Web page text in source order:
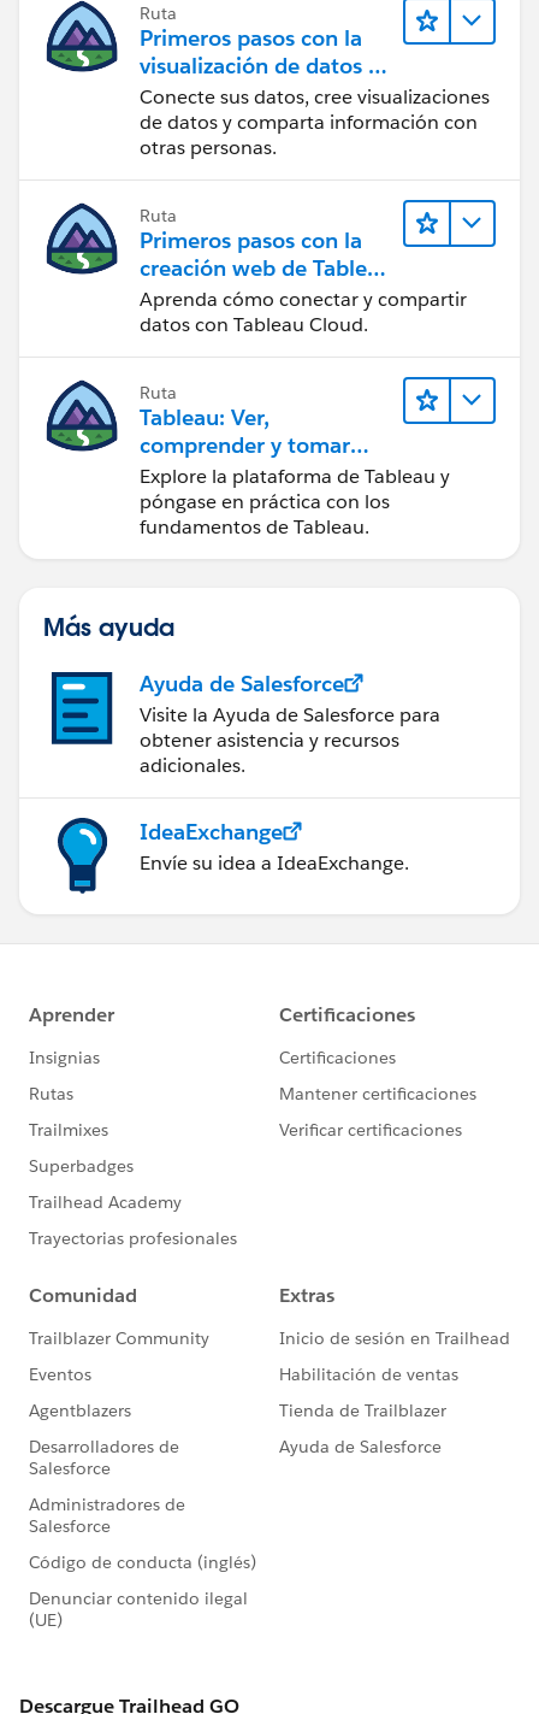
Ruta
Primeros pasos con la
visualización de datos en
Tableau Desktop
Conecte sus datos, cree visualizaciones
de datos y comparta información con
otras personas.
Ruta
Primeros pasos con la
creación web de Tableau
Cloud
Aprenda cómo conectar y compartir
datos con Tableau Cloud.
Ruta
Tableau: Ver,
comprender y tomar
medidas a partir de los
datos
Explore la plataforma de Tableau y
póngase en práctica con los
fundamentos de Tableau.
Más ayuda
Ayuda de Salesforce
Visite la Ayuda de Salesforce para
obtener asistencia y recursos
adicionales.
IdeaExchange
Envíe su idea a IdeaExchange.